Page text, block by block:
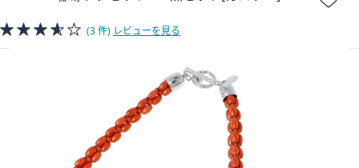
す
場
(3 件) レビューを見る